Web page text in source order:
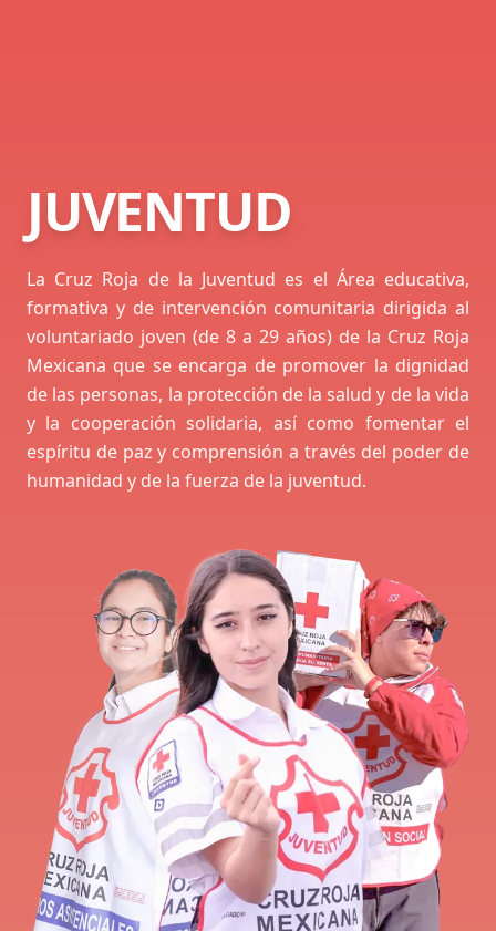
JUVENTUD
La Cruz Roja de la Juventud es el Área educativa,
formativa y de intervención comunitaria dirigida al
voluntariado joven (de 8 a 29 años) de la Cruz Roja
Mexicana que se encarga de promover la dignidad
de las personas, la protección de la salud y de la vida
y la cooperación solidaria, así como fomentar el
espíritu de paz y comprensión a través del poder de
humanidad y de la fuerza de la juventud.